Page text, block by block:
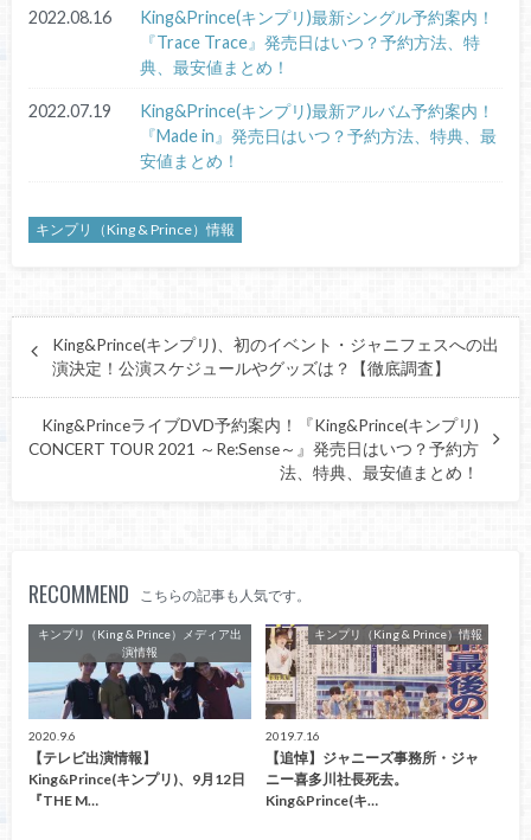
2022.08.16
King&Prince(キンプリ)最新シングル予約案内！
『Trace Trace』発売日はいつ？予約方法、特
典、最安値まとめ！
2022.07.19
King&Prince(キンプリ)最新アルバム予約案内！
『Made in』発売日はいつ？予約方法、特典、最
安値まとめ！
キンプリ（King & Prince）情報
King&Prince(キンプリ)、初のイベント・ジャニフェスへの出
演決定！公演スケジュールやグッズは？【徹底調査】
King&PrinceライブDVD予約案内！『King&Prince(キンプリ)
CONCERT TOUR 2021 ～Re:Sense～』発売日はいつ？予約方
法、特典、最安値まとめ！
RECOMMEND こちらの記事も人気です。
キンプリ（King & Prince）メディア出
演情報
2020.9.6
【テレビ出演情報】
King&Prince(キンプリ)、9月12日
『THE M…
キンプリ（King & Prince）情報
2019.7.16
【追悼】ジャニーズ事務所・ジャ
ニー喜多川社長死去。
King&Prince(キ…